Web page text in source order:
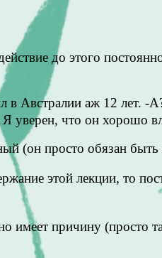
до этого
в Австралии аж 12 лет. -
уверен, что он хорошо
(он просто обязан
этой лекции, то
имеет причину (просто